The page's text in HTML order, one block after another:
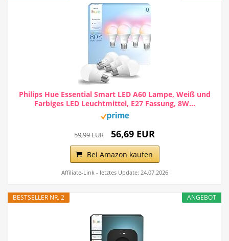
Philips Hue Essential Smart LED A60 Lampe, Weiß und
Farbiges LED Leuchtmittel, E27 Fassung, 8W...
59,99 EUR 56,69 EUR
Bei Amazon kaufen
Affiliate-Link - letztes Update: 24.07.2026
ANGEBOT
BESTSELLER NR. 2